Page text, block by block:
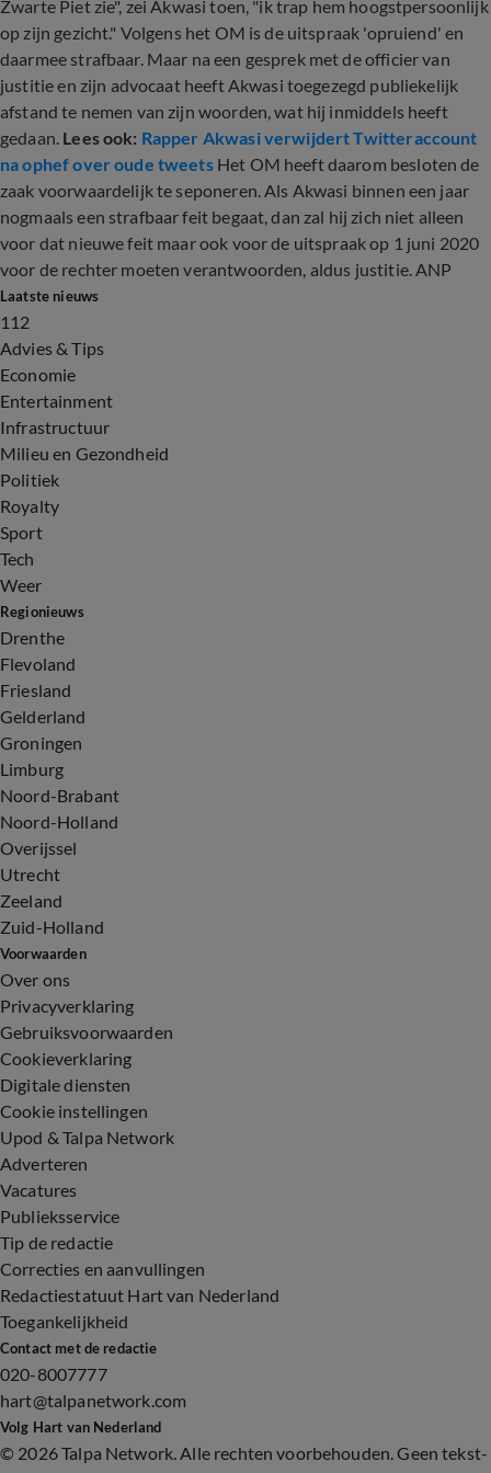
Zwarte Piet zie", zei Akwasi toen, "ik trap hem hoogstpersoonlijk
op zijn gezicht." Volgens het OM is de uitspraak 'opruiend' en
daarmee strafbaar. Maar na een gesprek met de officier van
justitie en zijn advocaat heeft Akwasi toegezegd publiekelijk
afstand te nemen van zijn woorden, wat hij inmiddels heeft
gedaan. Lees ook: Rapper Akwasi verwijdert Twitteraccount
na ophef over oude tweetsHet OM heeft daarom besloten de
zaak voorwaardelijk te seponeren. Als Akwasi binnen een jaar
nogmaals een strafbaar feit begaat, dan zal hij zich niet alleen
voor dat nieuwe feit maar ook voor de uitspraak op 1 juni 2020
voor de rechter moeten verantwoorden, aldus justitie. ANP
Laatste nieuws
112
Advies & Tips
Economie
Entertainment
Infrastructuur
Milieu en Gezondheid
Politiek
Royalty
Sport
Tech
Weer
Regionieuws
Drenthe
Flevoland
Friesland
Gelderland
Groningen
Limburg
Noord-Brabant
Noord-Holland
Overijssel
Utrecht
Zeeland
Zuid-Holland
Voorwaarden
Over ons
Privacyverklaring
Gebruiksvoorwaarden
Cookieverklaring
Digitale diensten
Cookie instellingen
Upod & Talpa Network
Adverteren
Vacatures
Publieksservice
Tip de redactie
Correcties en aanvullingen
Redactiestatuut Hart van Nederland
Toegankelijkheid
Contact met de redactie
020-8007777
hart@talpanetwork.com
Volg Hart van Nederland
© 2026 Talpa Network. Alle rechten voorbehouden. Geen tekst-